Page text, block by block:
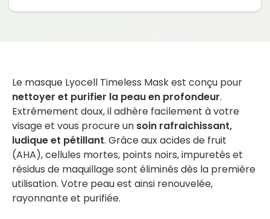
Le masque Lyocell Timeless Mask est conçu pour
nettoyer et purifier la peau en profondeur.
Extrêmement doux, il adhère facilement à votre
visage et vous procure un soin rafraichissant,
ludique et pétillant. Grâce aux acides de fruit
(AHA), cellules mortes, points noirs, impuretés et
résidus de maquillage sont éliminés dès la première
utilisation. Votre peau est ainsi renouvelée,
rayonnante et purifiée.